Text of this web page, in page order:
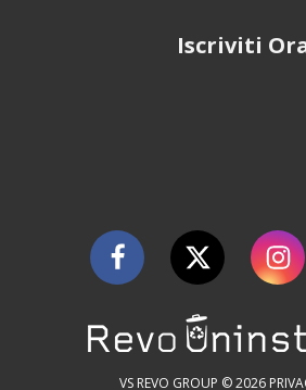
Iscriviti
VS REVO GROUP © 2026